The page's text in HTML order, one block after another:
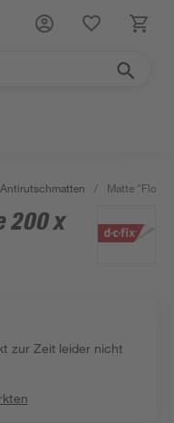
Antirutschmatten / Matte
200 x
zur Zeit leider nicht